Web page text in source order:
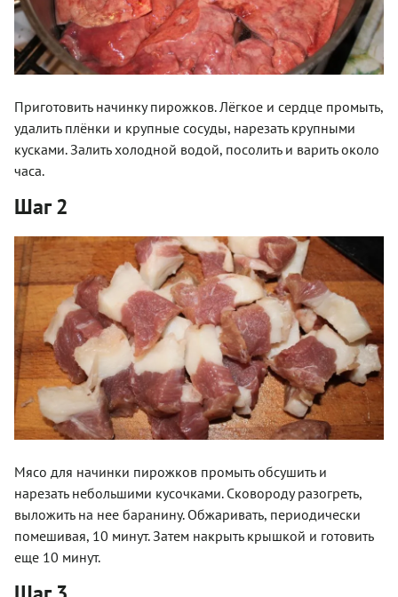
Приготовить начинку пирожков. Лёгкое и сердце промыть,
удалить плёнки и крупные сосуды, нарезать крупными
кусками. Залить холодной водой, посолить и варить около
часа.
Шаг 2
Мясо для начинки пирожков промыть обсушить и
нарезать небольшими кусочками. Сковороду разогреть,
выложить на нее баранину. Обжаривать, периодически
помешивая, 10 минут. Затем накрыть крышкой и готовить
еще 10 минут.